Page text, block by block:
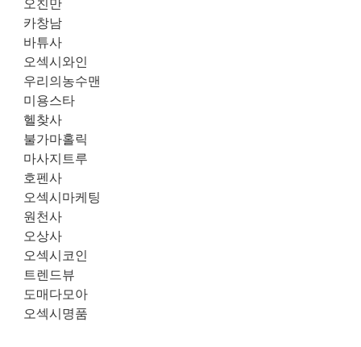
오친만
카창남
바튜사
오섹시와인
우리의농수맨
미용스타
헬찾사
불가마홀릭
마사지트루
호펜사
오섹시마케팅
원천사
오상사
오섹시코인
트렌드뷰
도매다모아
오섹시명품